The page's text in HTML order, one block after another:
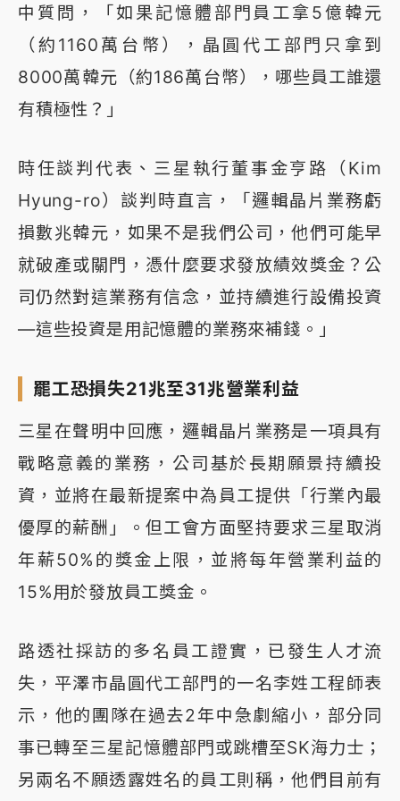
中質問，「如果記憶體部門員工拿5億韓元
（約1160萬台幣），晶圓代工部門只拿到
8000萬韓元（約186萬台幣），哪些員工誰還
有積極性？」
時任談判代表、三星執行董事金亨路（Kim
Hyung-ro）談判時直言，「邏輯晶片業務虧
損數兆韓元，如果不是我們公司，他們可能早
就破產或關門，憑什麼要求發放績效獎金？公
司仍然對這業務有信念，並持續進行設備投資
—這些投資是用記憶體的業務來補錢。」
罷工恐損失21兆至31兆營業利益
三星在聲明中回應，邏輯晶片業務是一項具有
戰略意義的業務，公司基於長期願景持續投
資，並將在最新提案中為員工提供「行業內最
優厚的薪酬」。但工會方面堅持要求三星取消
年薪50%的獎金上限，並將每年營業利益的
15%用於發放員工獎金。
路透社採訪的多名員工證實，已發生人才流
失，平澤市晶圓代工部門的一名李姓工程師表
示，他的團隊在過去2年中急劇縮小，部分同
事已轉至三星記憶體部門或跳槽至SK海力士；
另兩名不願透露姓名的員工則稱，他們目前有